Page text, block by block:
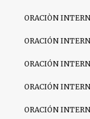
ORACIÒN
ORACIÓN
ORACIÓN
ORACIÓN
ORACIÓN